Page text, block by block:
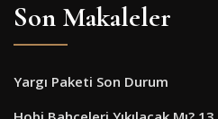
Son Makaleler
Yargı Paketi Son Durum